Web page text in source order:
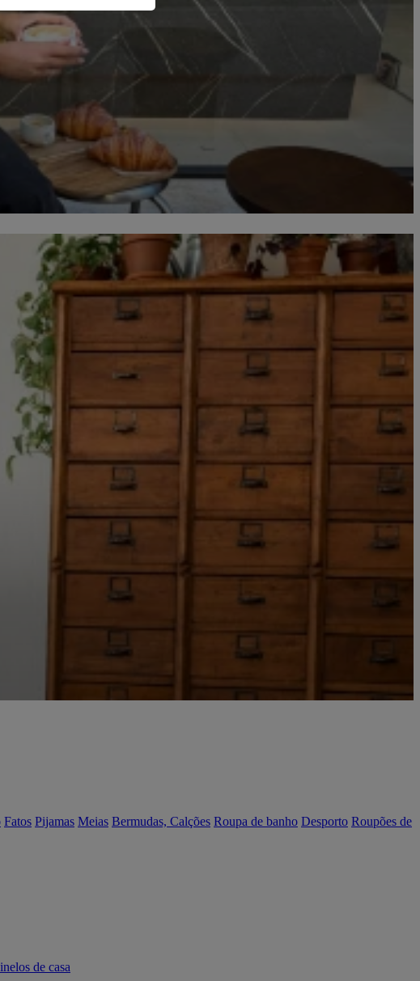
Fatos Pijamas Meias Bermudas, Calções Roupa de banho Desporto Roupões de
de casa